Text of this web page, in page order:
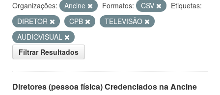
Organizações: Ancine Formatos: CSV
Etiquetas:
DIRETOR
CPB
TELEVISÃO
AUDIOVISUAL
Filtrar Resultados
Diretores (pessoa física) Credenciados na Ancine